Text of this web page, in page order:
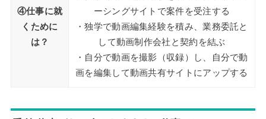
④仕事に就
くために
は？
ーシングサイトで案件を受注する
・独学で動画編集経験を積み、業務委託と
して動画制作会社と契約を結ぶ
・自分で動画を撮影（収録）し、自分で動
画を編集して動画共有サイトにアップする